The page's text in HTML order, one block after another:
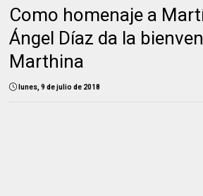
Como homenaje a
Ángel Díaz da la
Marthina
lunes, 9 de julio de 2018